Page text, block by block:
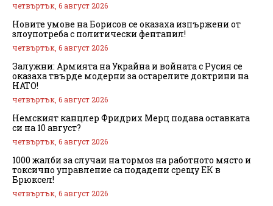
четвъртък, 6 август 2026
Новите умове на Борисов се оказаха изпържени от
злоупотреба с политически фентанил!
четвъртък, 6 август 2026
Залужни: Армията на Украйна и войната с Русия се
оказаха твърде модерни за остарелите доктрини на
НАТО!
четвъртък, 6 август 2026
Немският канцлер Фридрих Мерц подава оставката
си на 10 август?
четвъртък, 6 август 2026
1000 жалби за случаи на тормоз на работното място и
токсично управление са подадени срещу ЕК в
Брюксел!
четвъртък, 6 август 2026